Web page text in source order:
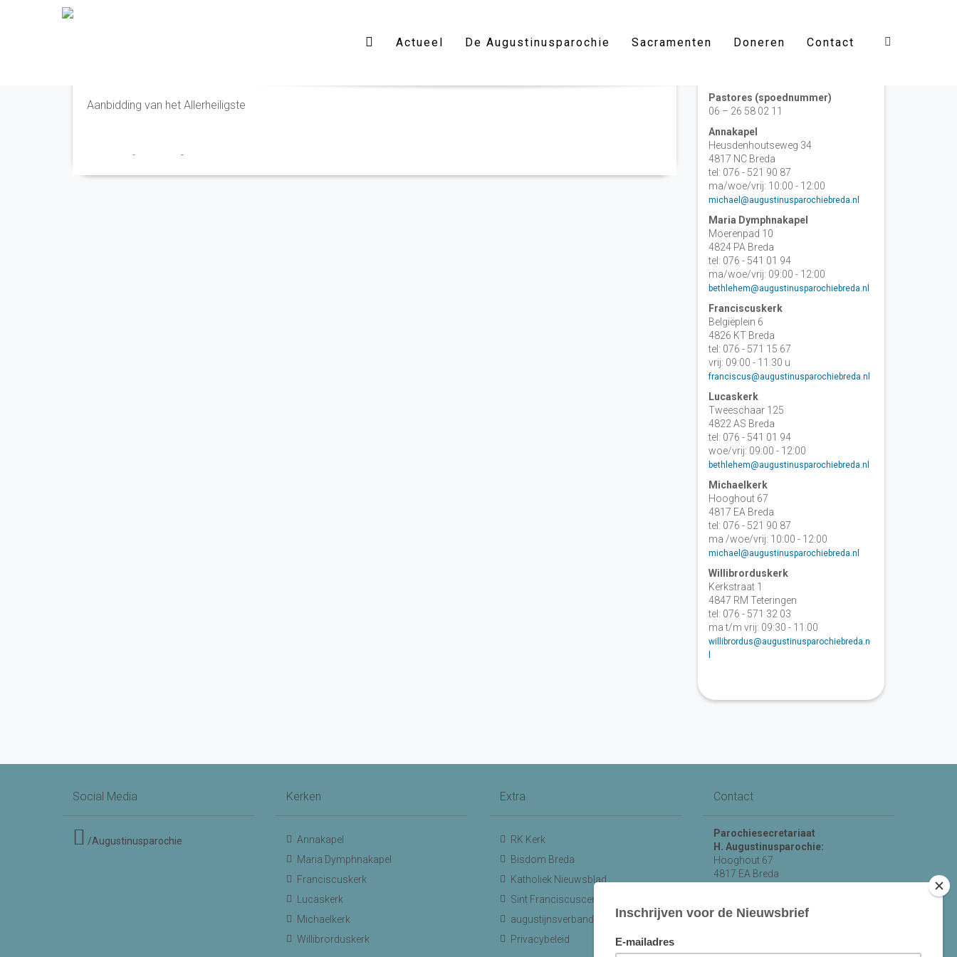
Actueel De Augustinusparochie Sacramenten Doneren Contact
Aanbidding van het Allerheiligste
- -
Pastores (spoednummer)
06 – 26 58 02 11
Annakapel
Heusdenhoutseweg 34
4817 NC Breda
tel: 076 - 521 90 87
ma/woe/vrij: 10:00 - 12:00
michael@augustinusparochiebreda.nl
Maria Dymphnakapel
Moerenpad 10
4824 PA Breda
tel: 076 - 541 01 94
ma/woe/vrij: 09:00 - 12:00
bethlehem@augustinusparochiebreda.nl
Franciscuskerk
Belgiëplein 6
4826 KT Breda
tel: 076 - 571 15 67
vrij: 09:00 - 11.30 u
franciscus@augustinusparochiebreda.nl
Lucaskerk
Tweeschaar 125
4822 AS Breda
tel: 076 - 541 01 94
woe/vrij: 09:00 - 12:00
bethlehem@augustinusparochiebreda.nl
Michaelkerk
Hooghout 67
4817 EA Breda
tel: 076 - 521 90 87
ma /woe/vrij: 10:00 - 12:00
michael@augustinusparochiebreda.nl
Willibrorduskerk
Kerkstraat 1
4847 RM Teteringen
tel: 076 - 571 32 03
ma t/m vrij: 09:30 - 11:00
willibrordus@augustinusparochiebreda.n
Social Media
/Augustinusparochie
Kerken
Annakapel
Maria Dymphnakapel
Franciscuskerk
Lucaskerk
Michaelkerk
Willibrorduskerk
Extra
RK Kerk
Bisdom Breda
Katholiek Nieuwsblad
Sint Franciscuscentrum
augustijnsverband.nl
Privacybeleid
Contact
Parochiesecretariaat
H. Augustinusparochie:
Hooghout 67
4817 EA Breda
Bereikbaar op ma-woe-vrijdag van